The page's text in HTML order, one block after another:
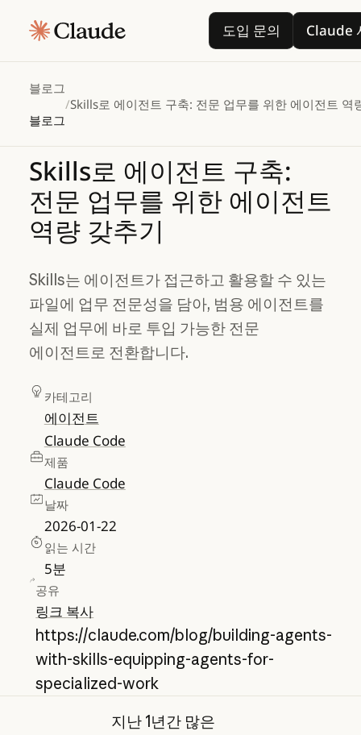
도입 문의
도입 문의
Claude
블로그
블로그
/Skills로 에이전트 구축: 전문 업무를 위한 에이전트 역
Skills로 에이전트 구축:
전문 업무를 위한 에이전트
역량 갖추기
Skills는 에이전트가 접근하고 활용할 수 있는
파일에 업무 전문성을 담아, 범용 에이전트를
실제 업무에 바로 투입 가능한 전문
에이전트로 전환합니다.
카테고리
에이전트
Claude Code
제품
Claude Code
날짜
2026-01-22
읽는 시간
5분
공유
링크 복사
https://claude.com/blog/building-agents-
with-skills-equipping-agents-for-
specialized-work
지난 1년간 많은